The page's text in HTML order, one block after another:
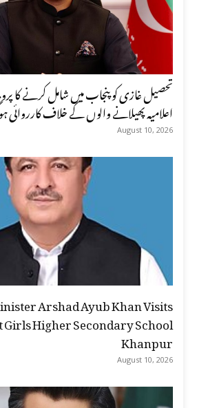
تحصیل غازی کو پنجاب میں شامل کرنے کا
اعلامیہ پھیلانے والوں کے خلاف کارروائی
August 10, 2026
Arshad Ayub Khan Visits
Higher Secondary School
Khanpur
August 10, 2026